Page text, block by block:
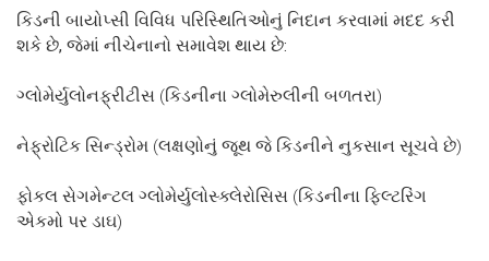
કિડની બાયોપ્સી વિવિધ પરિસ્થિતિઓનું નિદાન કરવામાં મદદ કરી
શકે છે, જેમાં નીચેનાનો સમાવેશ થાય છે:
ગ્લોમેર્યુલોનફ્રીટીસ (કિડનીના ગ્લોમેરુલીની બળતરા)
નેફ્રોટિક સિન્ડ્રોમ (લક્ષણોનું જૂથ જે કિડનીને નુકસાન સૂચવે છે)
ફોકલ સેગમેન્ટલ ગ્લોમેર્યુલોસ્ક્લેરોસિસ (કિડનીના ફિલ્ટરિંગ
એકમો પર ડાઘ)